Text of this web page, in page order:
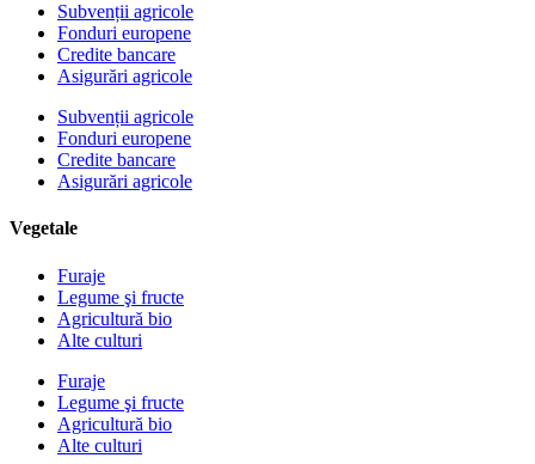
Subvenții agricole
Fonduri europene
Credite bancare
Asigurări agricole
Subvenții agricole
Fonduri europene
Credite bancare
Asigurări agricole
Vegetale
Furaje
Legume şi fructe
Agricultură bio
Alte culturi
Furaje
Legume şi fructe
Agricultură bio
Alte culturi